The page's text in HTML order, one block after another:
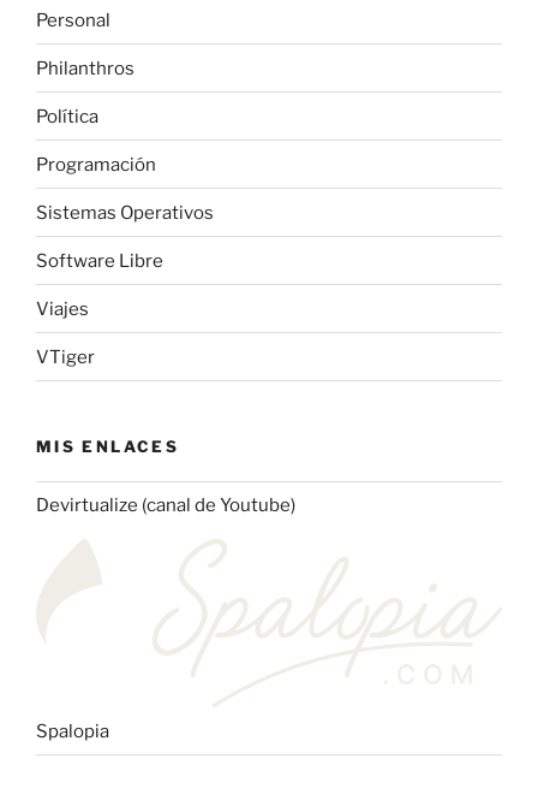
Personal
Philanthros
Política
Programación
Sistemas Operativos
Software Libre
Viajes
VTiger
MIS ENLACES
Devirtualize (canal de Youtube)
Spalopia